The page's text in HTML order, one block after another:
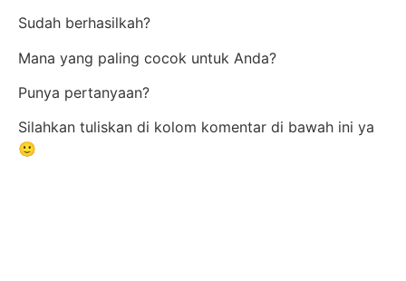
Sudah berhasilkah?
Mana yang paling cocok untuk Anda?
Punya pertanyaan?
Silahkan tuliskan di kolom komentar di bawah ini ya
🙂